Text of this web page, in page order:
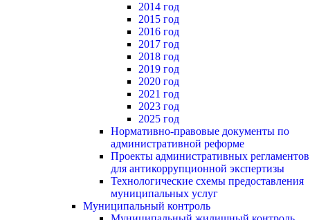
2014 год
2015 год
2016 год
2017 год
2018 год
2019 год
2020 год
2021 год
2023 год
2025 год
Нормативно-правовые документы по
административной реформе
Проекты административных регламентов
для антикоррупционной экспертизы
Технологические схемы предоставления
муниципальных услуг
Муниципальный контроль